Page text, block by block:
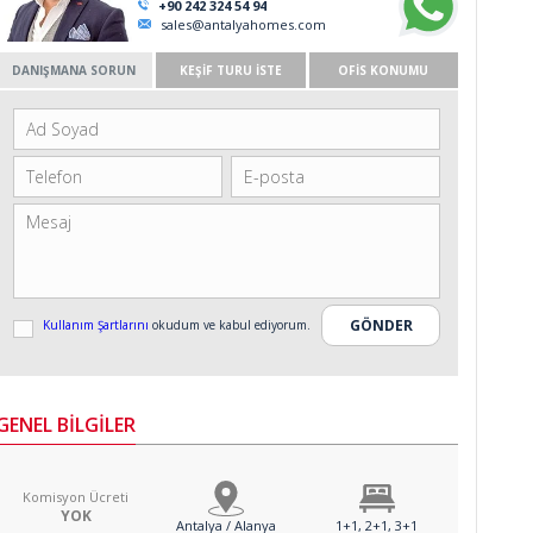
+90 242 324 54 94
sales@antalyahomes.com
DANIŞMANA SORUN KEŞİF TURU İSTE OFİS KONUMU
Kullanım Şartlarını okudum ve kabul ediyorum.
BİLGİLER
Komisyon Ücreti
YOK Antalya / Alanya 1+1, 2+1, 3+1